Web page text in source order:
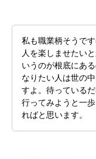
私も職業柄そうで
人を楽しませたい
いうのが根底にあ
なりたい人は世の
すよ。待っている
行ってみようと一
ればと思います。